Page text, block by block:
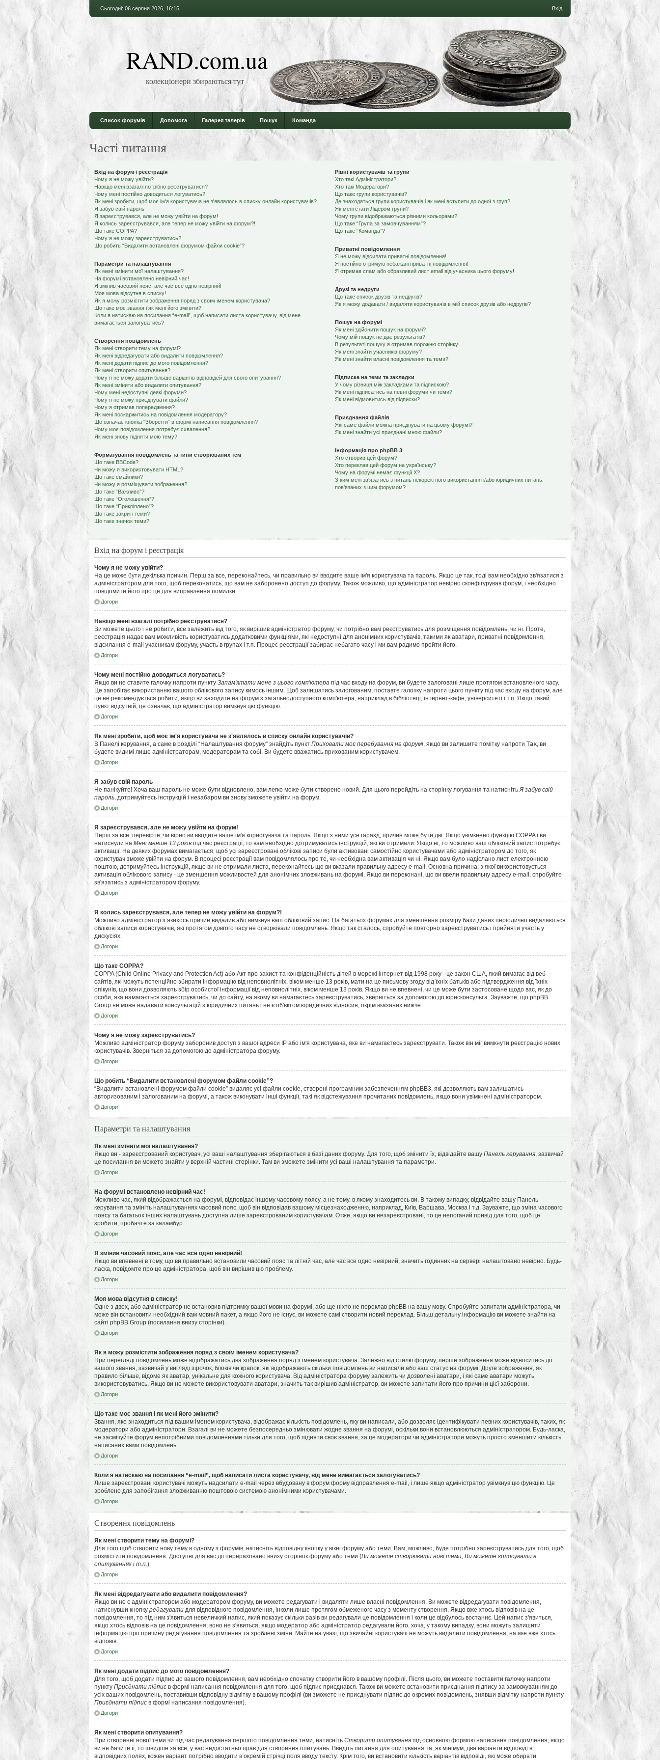
Сьогодні: 06 серпня 2026, 16:15 Вхід
RAND.com.ua
колекціонери збираються тут
Список форумів Допомога Галерея талерів Пошук Команда
Часті питання
Вхід на форум і реєстрація
Чому я не можу увійти?
Навіщо мені взагалі потрібно реєструватися?
Чому мені постійно доводиться логуватись?
Як мені зробити, щоб моє ім'я користувача не з'являлось в списку онлайн користувачів?
Я забув свій пароль
Я зареєструвався, але не можу увійти на форум!
Я колись зареєструвався, але тепер не можу увійти на форум?!
Що таке COPPA?
Чому я не можу зареєструватись?
Що робить “Видалити встановлені форумом файли cookie”?
Параметри та налаштування
Як мені змінити мої налаштування?
На форумі встановлено невірний час!
Я змінив часовий пояс, але час все одно невірний!
Моя мова відсутня в списку!
Як я можу розмістити зображення поряд з своїм іменем користувача?
Що таке моє звання і як мені його змінити?
Коли я натискаю на посилання “e-mail”, щоб написати листа користувачу, від мене
вимагається залогуватись?
Створення повідомлень
Як мені створити тему на форумі?
Як мені відредагувати або видалити повідомлення?
Як мені додати підпис до мого повідомлення?
Як мені створити опитування?
Чому я не можу додати більше варіантів відповідей для свого опитування?
Як мені змінити або видалити опитування?
Чому мені недоступні деякі форуми?
Чому я не можу приєднувати файли?
Чому я отримав попередження?
Як мені поскаржитись на повідомлення модератору?
Що означає кнопка “Зберегти” в формі написання повідомлення?
Чому моє повідомлення потребує схвалення?
Як мені знову підняти мою тему?
Форматування повідомлень та типи створюваних тем
Що таке BBCode?
Чи можу я використовувати HTML?
Що таке смайлики?
Чи можу я розміщувати зображення?
Що таке “Важливо”?
Що таке “Оголошення”?
Що таке “Прикріплено”?
Що таке закриті теми?
Що таке значок теми?
Рівні користувачів та групи
Хто такі Адміністратори?
Хто такі Модератори?
Що таке групи користувачів?
Де знаходяться групи користувачів і як мені вступити до одної з груп?
Як мені стати Лідером групи?
Чому групи відображаються різними кольорами?
Що таке “Група за замовчуванням”?
Що таке “Команда”?
Приватні повідомлення
Я не можу відсилати приватні повідомлення!
Я постійно отримую небажані приватні повідомлення!
Я отримав спам або образливий лист email від учасника цього форуму!
Друзі та недруги
Що таке список друзів та недругів?
Як я можу додавати / видаляти користувачів в мій список друзів або недругів?
Пошук на форумі
Як мені здійснити пошук на форумі?
Чому мій пошук не дає результатів?
В результаті пошуку я отримав порожню сторінку!
Як мені знайти учасників форуму?
Як мені знайти власні повідомлення та теми?
Підписка на теми та закладки
У чому різниця між закладками та підпискою?
Як мені підписатись на певні форуми чи теми?
Як мені відмовитись від підписки?
Приєднання файлів
Які саме файли можна приєднувати на цьому форумі?
Як мені знайти усі приєднані мною файли?
Інформація про phpBB 3
Хто створив цей форум?
Хто переклав цей форум на українську?
Чому на форумі немає функції X?
З ким мені зв'язатись з питань некоректного використання і/або юридичних питань,
пов'язаних з цим форумом?
Вхід на форум і реєстрація
Чому я не можу увійти?
На це може бути декілька причин. Перш за все, переконайтесь, чи правильно ви вводите ваше ім'я користувача та пароль. Якщо це так, тоді вам необхідно зв'язатися з
адміністратором для того, щоб переконатись, що вам не заборонено доступ до форуму. Також можливо, що адміністратор невірно сконфігурував форум, і необхідно
повідомити його про це для виправлення помилки.
Догори
Навіщо мені взагалі потрібно реєструватися?
Ви можете цього і не робити, все залежить від того, як вирішив адміністратор форуму, чи потрібно вам реєструватись для розміщення повідомлень, чи ні. Проте,
реєстрація надає вам можливість користуватись додатковими функціями, які недоступні для анонімних користувачів, такими як аватари, приватні повідомлення,
відсилання e-mail учасникам форуму, участь в групах і т.п. Процес реєстрації забирає небагато часу і ми вам радимо пройти його.
Догори
Чому мені постійно доводиться логуватись?
Якщо ви не ставите галочку напроти пункту Запам'ятати мене з цього комп'ютера під час входу на форум, ви будете залоговані лише протягом встановленого часу.
Це запобігає використанню вашого облікового запису кимось іншим. Щоб залишатись залогованим, поставте галочку напроти цього пункту під час входу на форум, але
це не рекомендується робити, якщо ви заходите на форум з загальнодоступного комп'ютера, наприклад в бібліотеці, інтернет-кафе, університеті і т.п. Якщо такий
пункт відсутній, це означає, що адміністратор вимкнув цю функцію.
Догори
Як мені зробити, щоб моє ім'я користувача не з'являлось в списку онлайн користувачів?
В Панелі керування, а саме в розділі “Налаштування форуму” знайдіть пункт Приховати моє перебування на форумі, якщо ви залишите помітку напроти Так, ви
будете видимі лише адміністраторам, модераторам та собі. Ви будете вважатись прихованим користувачем.
Догори
Я забув свій пароль
Не панікуйте! Хоча ваш пароль не може бути відновлено, вам легко може бути створено новий. Для цього перейдіть на сторінку логування та натиснітьЯ забув свій
пароль, дотримуйтесь інструкцій і незабаром ви знову зможете увійти на форум.
Догори
Я зареєструвався, але не можу увійти на форум!
Перш за все, перевірте, чи вірно ви вводите ваше ім'я користувача та пароль. Якщо з ними усе гаразд, причин може бути дві. Якщо увімкнено функцію COPPA і ви
натиснули на Мені менше 13 років під час реєстрації, то вам необхідно дотримуватись інструкцій, які ви отримали. Якщо ні, то можливо ваш обліковий запис потребує
активації. На деяких форумах вимагається, щоб усі зареєстровані облікові записи були активовані самостійно користувачами або адміністратором до того, як
користувач зможе увійти на форум. В процесі реєстрації вам повідомлялось про те, чи необхідна вам активація чи ні. Якщо вам було надіслано лист електронною
поштою, дотримуйтесь інструкцій, якщо ви не отримали листа, переконайтесь що ви вказали правильну адресу e-mail. Основна причина, з якої використовується
активація облікового запису - це зменшення можливостей для анонімних зловживань на форумі. Якщо ви переконані, що ви ввели правильну адресу e-mail, спробуйте
зв'язатись з адміністратором форуму.
Догори
Я колись зареєструвався, але тепер не можу увійти на форум?!
Можливо адміністратор з якихось причин видалив або вимкнув ваш обліковий запис. На багатьох форумах для зменшення розміру бази даних періодично видаляються
облікові записи користувачів, які протягом довгого часу не створювали повідомлень. Якщо так сталось, спробуйте повторно зареєструватись і прийняти участь у
дискусіях.
Догори
Що таке COPPA?
COPPA (Child Online Privacy and Protection Act) або Акт про захист та конфіденційність дітей в мережі інтернет від 1998 року - це закон США, який вимагає від веб-
сайтів, які можуть потенційно збирати інформацію від неповнолітніх, віком менше 13 років, мати на це письмову згоду від їхніх батьків або підтвердження від їхніх
опікунів, що вони дозволяють збір особистої інформації від неповнолітніх, віком менше 13 років. Якщо ви не впевнені, чи це може бути застосоване щодо вас, як до
особи, яка намагається зареєструватись, чи до сайту, на якому ви намагаєтесь зареєструватись, зверніться за допомогою до юрисконсульта. Зауважте, що phpBB
Group не може надавати консультацій з юридичних питань і не є об'єктом юридичних відносин, окрім вказаних нижче.
Догори
Чому я не можу зареєструватись?
Можливо адміністратор форуму заборонив доступ з вашої адреси IP або ім'я користувача, яке ви намагаєтесь зареєструвати. Також він міг вимкнути реєстрацію нових
користувачів. Зверніться за допомогою до адміністратора форуму.
Догори
Що робить “Видалити встановлені форумом файли cookie”?
“Видалити встановлені форумом файли cookie” видаляє усі файли cookie, створені програмним забезпеченням phpBB3, які дозволяють вам залишатись
авторизованим і залогованим на форумі, а також виконувати інші функції, такі як відстежування прочитаних повідомлень, якщо вони увімкнені адміністратором.
Догори
Параметри та налаштування
Як мені змінити мої налаштування?
Якщо ви - зареєстрований користувач, усі ваші налаштування зберігаються в базі даних форуму. Для того, щоб змінити їх, відвідайте вашу Панель керування, зазвичай
це посилання ви можете знайти у верхній частині сторінки. Там ви зможете змінити усі ваші налаштування та параметри.
Догори
На форумі встановлено невірний час!
Можливо час, який відображається на форумі, відповідає іншому часовому поясу, а не тому, в якому знаходитесь ви. В такому випадку, відвідайте вашу Панель
керування та змініть налаштуваннях часовий пояс, щоб він відповідав вашому місцезнаходженню, наприклад, Київ, Варшава, Москва і т.д. Зауважте, що зміна часового
поясу та багатьох інших налаштувань доступна лише зареєстрованим користувачам. Отже, якщо ви незареєстровані, то це непоганий привід для того, щоб це
зробити, пробачте за каламбур.
Догори
Я змінив часовий пояс, але час все одно невірний!
Якщо ви впевнені в тому, що ви правильно встановили часовий пояс та літній час, але час все одно невірний, значить годинник на сервері налаштовано невірно. Будь-
ласка, повідомте про це адміністратора, щоб він вирішив цю проблему.
Догори
Моя мова відсутня в списку!
Одне з двох, або адміністратор не встановив підтримку вашої мови на форумі, або ще ніхто не переклав phpBB на вашу мову. Спробуйте запитати адміністратора, чи
може він встановити необхідний вам мовний пакет, а якщо його не існує, ви можете самі створити новий переклад. Більш детальну інформацію ви можете знайти на
сайті phpBB Group (посилання внизу сторінки).
Догори
Як я можу розмістити зображення поряд з своїм іменем користувача?
При перегляді повідомлень може відображатись два зображення поряд з іменем користувача. Залежно від стилю форуму, перше зображення може відноситись до
вашого звання, зазвичай у вигляді зірочок, блоків чи крапок, які відображають скільки повідомлень ви написали або ваш статус на форумі. Друге зображення, як
правило більше, відоме як аватар, унікальне для кожного користувача. Від адміністратора форуму залежить чи дозволені аватари, і які саме аватари можуть
використовуватись. Якщо ви не можете використовувати аватари, значить так вирішив адміністратор, ви можете запитати його про причини цієї заборони.
Догори
Що таке моє звання і як мені його змінити?
Звання, яке знаходиться під вашим іменем користувача, відображає кількість повідомлень, яку ви написали, або дозволяє ідентифікувати певних користувачів, таких, як
модератори або адміністратори. Взагалі ви не можете безпосередньо змінювати жодне звання на форумі, оскільки вони встановлюються адміністратором. Будь-ласка,
не засмічуйте форум непотрібними повідомленнями тільки для того, щоб підняти своє звання, за це модератори чи адміністратори можуть просто зменшити кількість
написаних вами повідомлень.
Догори
Коли я натискаю на посилання “e-mail”, щоб написати листа користувачу, від мене вимагається залогуватись?
Лише зареєстровані користувачі можуть надсилати e-mail через вбудовану в форум форму відправлення e-mail, і лише якщо адміністратор увімкнув цю функцію. Це
зроблено для запобігання зловживанню поштовою системою анонімними користувачами.
Догори
Створення повідомлень
Як мені створити тему на форумі?
Для того щоб створити нову тему в одному з форумів, натисніть відповідну кнопку у вікні форуму або теми. Вам, можливо, буде потрібно зареєструватись для того, щоб
розмістити повідомлення. Доступні для вас дії перераховано внизу сторінок форуму або теми (Ви можете створювати нові теми, Ви можете голосувати в
опитуваннях і т.п.).
Догори
Як мені відредагувати або видалити повідомлення?
Якщо ви не є адміністратором або модератором форуму, ви можете редагувати і видаляти лише власні повідомлення. Ви можете відредагувати повідомлення,
натиснувши кнопку редагувати для відповідного повідомлення, інколи лише протягом обмеженого часу з моменту створення. Якщо вже хтось відповів на це
повідомлення, то під ним з'явиться невеличкий напис, який показує скільки разів ви редагували це повідомлення і коли це відбулось востаннє. Цей напис з'явиться,
якщо хтось відповів на це повідомлення; воно не з'явиться, якщо модератор або адміністратор редагували його, хоча, у такому випадку, вони можуть залишити
інформацію про причину редагування повідомлення та зроблені зміни. Майте на увазі, що звичайні користувачі не можуть видалити повідомлення, на яке вже хтось
відповів.
Догори
Як мені додати підпис до мого повідомлення?
Для того, щоб додати підпис до вашого повідомлення, вам необхідно спочатку створити його в вашому профілі. Після цього, ви можете поставити галочку напроти
пункту Приєднати підпис в формі написання повідомлення для того, щоб підпис приєднався. Також ви можете встановити приєднання підпису за замовчуванням до
усіх ваших повідомлень, поставивши відповідну відмітку в вашому профілі (ви зможете не приєднувати підпис до окремих повідомлень, знявши відмітку напроти пункту
Приєднати підпис в формі написання повідомлення).
Догори
Як мені створити опитування?
При створенні нової теми чи під час редагування першого повідомлення теми, натисніть Створити опитування під основною формою написання повідомлення; якщо
ви не бачите її, то швидше за все, у вас недостатньо прав для створення опитувань. Введіть питання для опитування та, як мінімум, два варіанти відповіді в
відповідних полях, кожен варіант потрібно вводити в окремій стрічці поля вводу тексту. Крім того, ви встановити кількість варіантів відповіді, які може обирати